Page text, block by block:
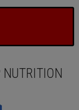
NUTRITION